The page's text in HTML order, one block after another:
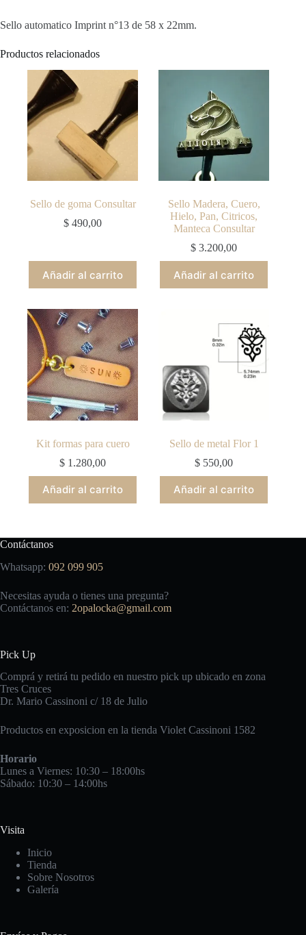
Sello automatico Imprint n°13 de 58 x 22mm.
Productos relacionados
Sello de goma Consultar
$ 490,00
Añadir al carrito
Sello Madera, Cuero,
Hielo, Pan, Citricos,
Manteca Consultar
$ 3.200,00
Añadir al carrito
Kit formas para cuero
$ 1.280,00
Añadir al carrito
Sello de metal Flor 1
$ 550,00
Añadir al carrito
Contáctanos
Whatsapp: 092 099 905
Necesitas ayuda o tienes una pregunta?
Contáctanos en: 2opalocka@gmail.com
Pick Up
Comprá y retirá tu pedido en nuestro pick up ubicado en zona
Tres Cruces
Dr. Mario Cassinoni c/ 18 de Julio
Productos en exposicion en la tienda Violet Cassinoni 1582
Horario
Lunes a Viernes: 10:30 – 18:00hs
Sábado: 10:30 – 14:00hs
Visita
Inicio
Tienda
Sobre Nosotros
Galería